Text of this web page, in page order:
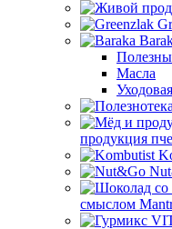
Масла
продукция
смыслом